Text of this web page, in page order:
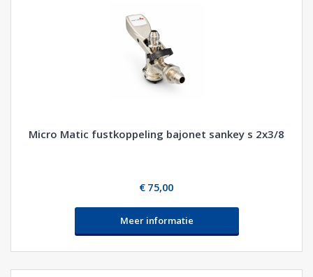
Micro Matic fustkoppeling bajonet sankey s 2x3/8
€ 75,00
Meer informatie